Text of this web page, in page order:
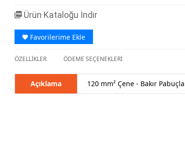
Ürün Kataloğu İndir
Favorilerime Ekle
ÖZELLİKLER ÖDEME SEÇENEKLERİ
Açıklama 120 mm² Çene - Bakır